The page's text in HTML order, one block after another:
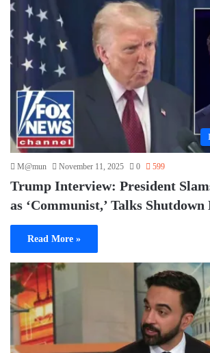
M@mun November 11, 2025 0 599
Trump Interview: President
as ‘Communist,’ Talks Shutdown
Read More »